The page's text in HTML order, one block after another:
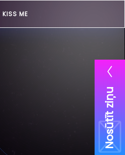
KISS ME
Nosūtīt ziņu